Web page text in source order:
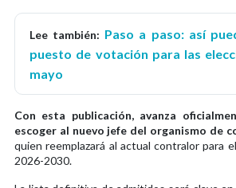
Lee también: Paso a paso: así
puesto de votación para las
mayo
Con esta publicación, avanza
escoger al nuevo jefe del organismo de
quien reemplazará al actual contralor para
2026-2030.